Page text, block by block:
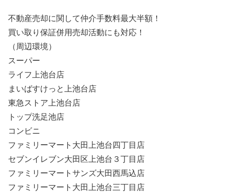
不動産売却に関して仲介手数料最大半額！
買い取り保証併用売却活動にも対応！
（周辺環境）
スーパー
ライフ上池台店
まいばすけっと上池台店
東急ストア上池台店
トップ洗足池店
コンビニ
ファミリーマート大田上池台四丁目店
セブンイレブン大田区上池台３丁目店
ファミリーマートサンズ大田西馬込店
ファミリーマート大田上池台三丁目店